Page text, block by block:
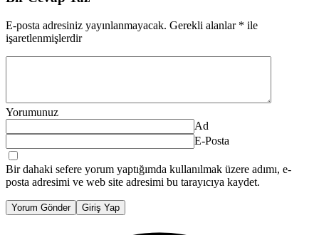
E-posta adresiniz yayınlanmayacak. Gerekli alanlar * ile
işaretlenmişlerdir
Yorumunuz
Ad
E-Posta
Bir dahaki sefere yorum yaptığımda kullanılmak üzere adımı, e-
posta adresimi ve web site adresimi bu tarayıcıya kaydet.
Yorum Gönder Giriş Yap